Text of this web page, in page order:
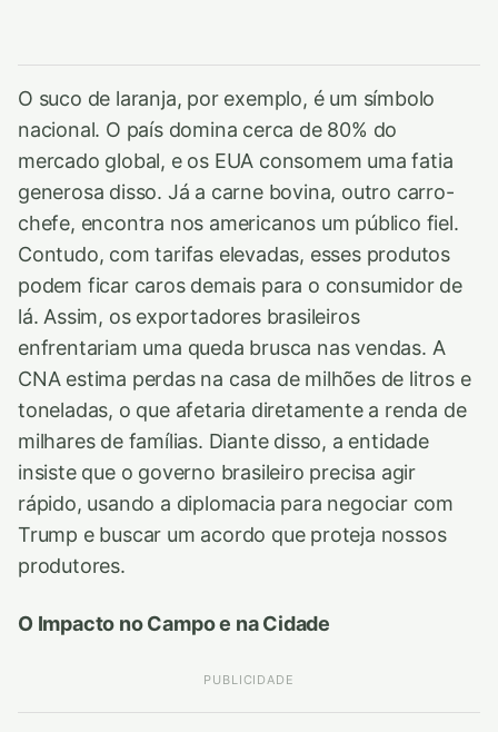
O suco de laranja, por exemplo, é um símbolo
nacional. O país domina cerca de 80% do
mercado global, e os EUA consomem uma fatia
generosa disso. Já a carne bovina, outro carro-
chefe, encontra nos americanos um público fiel.
Contudo, com tarifas elevadas, esses produtos
podem ficar caros demais para o consumidor de
lá. Assim, os exportadores brasileiros
enfrentariam uma queda brusca nas vendas. A
CNA estima perdas na casa de milhões de litros e
toneladas, o que afetaria diretamente a renda de
milhares de famílias. Diante disso, a entidade
insiste que o governo brasileiro precisa agir
rápido, usando a diplomacia para negociar com
Trump e buscar um acordo que proteja nossos
produtores.
O Impacto no Campo e na Cidade
PUBLICIDADE